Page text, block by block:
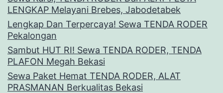
LENGKAP Melayani Brebes, Jabodetabek
Lengkap Dan Terpercaya! Sewa TENDA RODER
Pekalongan
Sambut HUT RI! Sewa TENDA RODER, TENDA
PLAFON Megah Bekasi
Sewa Paket Hemat TENDA RODER, ALAT
PRASMANAN Berkualitas Bekasi